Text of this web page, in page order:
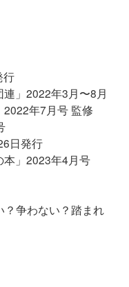
行
」2022年3月〜8月
年7月号 監修
日発行
本」2023年4月号
？争わない？踏まれ